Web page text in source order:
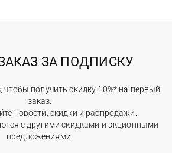
ЗА ПОДПИСКУ
чтобы получить скидку 10%* на первый
заказ.
новости, скидки и распродажи.
с другими скидками и акционными
предложениями.